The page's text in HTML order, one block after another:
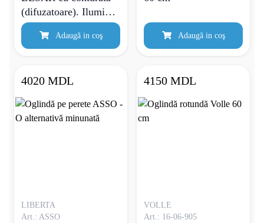
(difuzatoare). Iluminat
din spate cu LED.
Adaugă in coş Adaugă in coş
4020 MDL
LIBERTA
Art.: ASSO
4150 MDL
VOLLE
Art.: 16-06-905